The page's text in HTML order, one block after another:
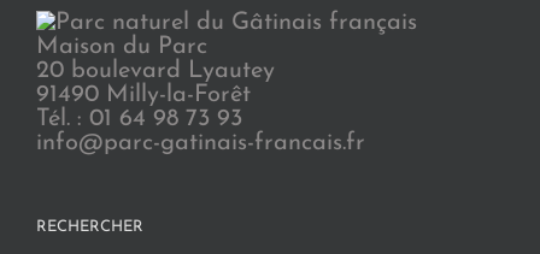
Maison du Parc
20 boulevard Lyautey
91490 Milly-la-Forêt
Tél. : 01 64 98 73 93
info@parc-gatinais-francais.fr
RECHERCHER